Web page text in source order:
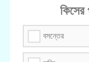
কিসের
বসন্তের